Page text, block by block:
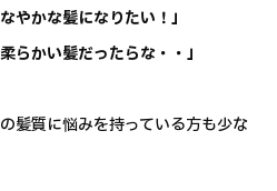
やかな髪になりたい！」
らかい髪だったらな・・」
質に悩みを持っている方も少な